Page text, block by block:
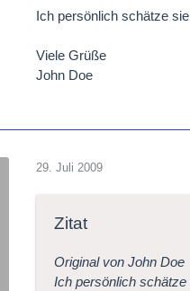
Ich persönlich schätze
Viele Grüße
John Doe
29. Juli 2009
Zitat
Original von John Doe
Ich persönlich